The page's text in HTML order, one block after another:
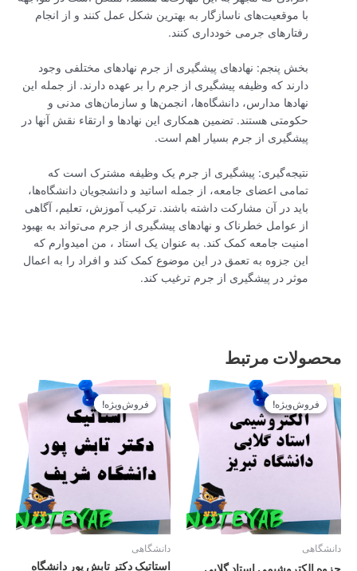
با موقعیت‌های ناسازگار به بهترین شکل عمل کنند و از انجام
رفتارهای جرمی خودداری کنند.
بخش پنجم: نهادهای پیشگیری از جرم نهادهای مختلفی وجود
دارند که وظیفه پیشگیری از جرم را بر عهده دارند. از جمله این
نهادها مدارس، دانشگاه‌ها، انجمن‌ها و سازمان‌های مدنی و
حکومتی هستند. تضمین همکاری این نهادها و ارتقاء نقش آنها در
پیشگیری از جرم بسیار اهم است.
نتیجه‌گیری: پیشگیری از جرم یک وظیفه مشترک است که
تمامی اعضای جامعه، از جمله اساتید و دانشجویان دانشگاه‌ها،
باید در آن مشارکت داشته باشند. ترکیب آموزش، تعلیم، آگاهی
از عوامل خطرناک و نهادهای پیشگیری از جرم می‌تواند به بهبود
امنیت جامعه کمک کند. به عنوان یک استاد ، من امیدوارم که
این جزوه به تعمق در این موضوع کمک کند و افراد را به اعمال
موثر در پیشگیری از جرم ترغیب کند.
محصولات مرتبط
فروش‌ویژه!
فروش‌ویژه!
دانشگاهی
جزوه الکتروشیمی استاد گلابی
قیمت
اصلی
بود.
قیمت
11.610تومان
است.
فروش‌ویژه!
فروش‌ویژه!
دانشگاهی
استاتیک دکتر تابش پور دانشگاه
قیمت
اصلی
12.900تومان
بود.
قیمت
11.610تومان